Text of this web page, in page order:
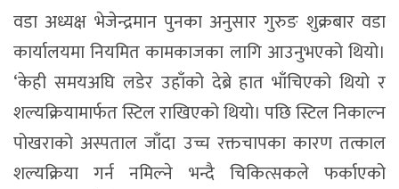
वडा अध्यक्ष भेजेन्द्रमान पुनका अनुसार गुरुङ शुक्रबार वडा
कार्यालयमा नियमित कामकाजका लागि आउनुभएको थियो।
‘केही समयअघि लडेर उहाँको देब्रे हात भाँचिएको थियो र
शल्यक्रियामार्फत स्टिल राखिएको थियो। पछि स्टिल निकाल्न
पोखराको अस्पताल जाँदा उच्च रक्तचापका कारण तत्काल
शल्यक्रिया गर्न नमिल्ने भन्दै चिकित्सकले फर्काएको